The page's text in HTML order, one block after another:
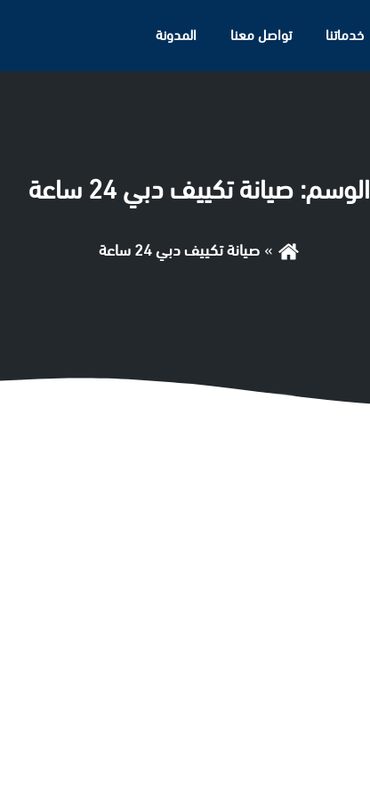
خدماتنا تواصل معنا المدونة
الوسم: صيانة تكييف دبي 24 ساعة
صيانة تكييف دبي 24 ساعة